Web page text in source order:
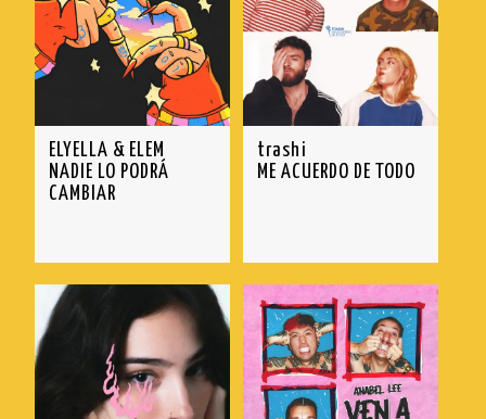
ELYELLA & ELEM
NADIE LO PODRÁ
CAMBIAR
trashi
ME ACUERDO DE TODO